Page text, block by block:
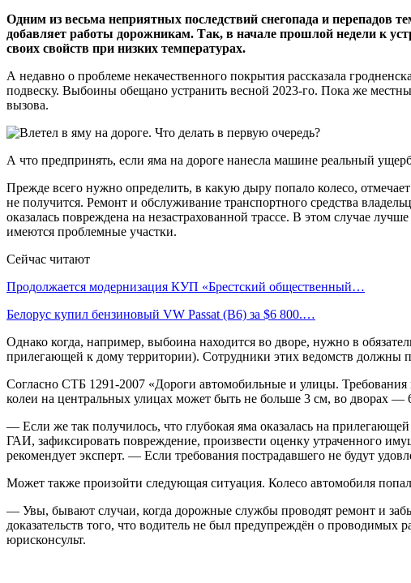
Одним из весьма неприятных последствий снегопада и
добавляет работы дорожникам. Так, в начале прошлой недели к
своих свойств при низких температурах.
А недавно о проблеме некачественного покрытия рассказала
подвеску. Выбоины обещано устранить весной 2023-го. Пока же
вызова.
А что предпринять, если яма на дороге нанесла машине реальный
Прежде всего нужно определить, в какую дыру попало колесо,
не получится. Ремонт и обслуживание транспортного средства
оказалась повреждена на незастрахованной трассе. В этом случае
имеются проблемные участки.
Сейчас читают
Продолжается модернизация КУП «Брестский общественный…
Белорус купил бензиновый VW Passat (B6) за $6 800.…
Однако когда, например, выбоина находится во дворе, нужно в
прилегающей к дому территории). Сотрудники этих ведомств должны
Согласно СТБ 1291-2007 «Дороги автомобильные и улицы.
колеи на центральных улицах может быть не больше 3 см, во дворах
— Если же так получилось, что глубокая яма оказалась на
ГАИ, зафиксировать повреждение, произвести оценку утраченного
рекомендует эксперт. — Если требования пострадавшего не будут
Может также произойти следующая ситуация. Колесо автомобиля
— Увы, бывают случаи, когда дорожные службы проводят ремонт и
доказательств того, что водитель не был предупреждён о
юрисконсульт.